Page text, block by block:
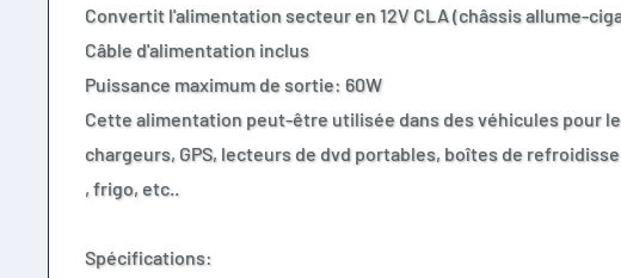
Convertit l'alimentation secteur en 12V CLA (châssis allume-
Câble d'alimentation inclus
Puissance maximum de sortie: 60W
Cette alimentation peut-être utilisée dans des véhicules pour
chargeurs, GPS, lecteurs de dvd portables, boîtes de
, frigo, etc..
Spécifications: